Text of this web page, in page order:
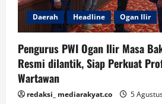
Daerah Headline Ogan Ilir
Pengurus PWI Ogan Ilir Masa
Resmi dilantik, Siap Perkuat
Wartawan
redaksi_ mediarakyat.co 5